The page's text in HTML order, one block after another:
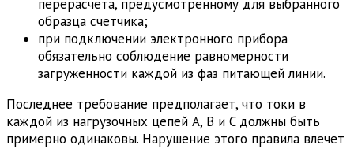
перерасчета, предусмотренному для выбранного
образца счетчика;
при подключении электронного прибора
обязательно соблюдение равномерности
загруженности каждой из фаз питающей линии.
Последнее требование предполагает, что токи в
каждой из нагрузочных цепей A, B и C должны быть
примерно одинаковы. Нарушение этого правила влечет